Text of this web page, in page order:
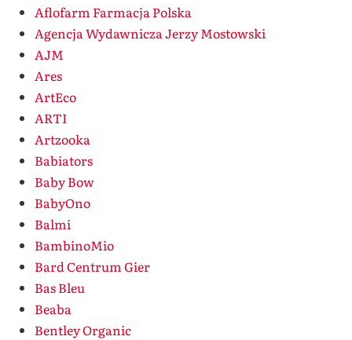
Aflofarm Farmacja Polska
Agencja Wydawnicza Jerzy Mostowski
AJM
Ares
ArtEco
ARTI
Artzooka
Babiators
Baby Bow
BabyOno
Balmi
BambinoMio
Bard Centrum Gier
Bas Bleu
Beaba
Bentley Organic